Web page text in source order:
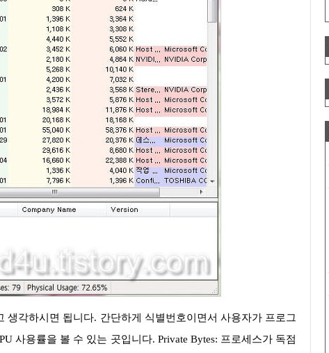
사용률을 볼 수 있는 곳입니다. Private Bytes: 프로세스가 독점